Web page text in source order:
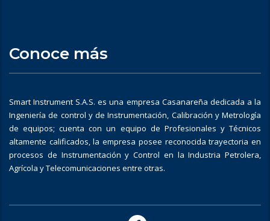
Conoce más
Smart Instrument S.A.S. es una empresa Casanareña dedicada a la
Ingeniería de control y de Instrumentación, Calibración y Metrología
de equipos; cuenta con un equipo de Profesionales y Técnicos
altamente calificados, la empresa posee reconocida trayectoria en
procesos de Instrumentación y Control en la Industria Petrolera,
Agrícola y Telecomunicaciones entre otras.